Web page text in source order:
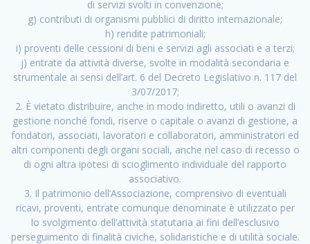
di servizi svolti in convenzione;
g) contributi di organismi pubblici di diritto internazionale;
h) rendite patrimoniali;
i) proventi delle cessioni di beni e servizi agli associati e a terzi;
j) entrate da attività diverse, svolte in modalità secondaria e
strumentale ai sensi dell’art. 6 del Decreto Legislativo n. 117 del
3/07/2017;
2. È vietato distribuire, anche in modo indiretto, utili o avanzi di
gestione nonché fondi, riserve o capitale o avanzi di gestione, a
fondatori, associati, lavoratori e collaboratori, amministratori ed
altri componenti degli organi sociali, anche nel caso di recesso o
di ogni altra ipotesi di scioglimento individuale del rapporto
associativo.
3. Il patrimonio dell’Associazione, comprensivo di eventuali
ricavi, proventi, entrate comunque denominate è utilizzato per
lo svolgimento dell’attività statutaria ai fini dell’esclusivo
perseguimento di finalità civiche, solidaristiche e di utilità sociale.